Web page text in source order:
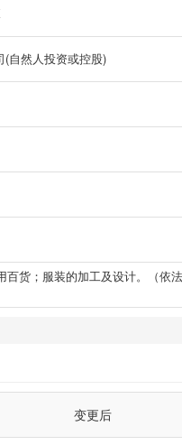
(自然人投资或控股)
货；服装的加工及设计。（依
变更后